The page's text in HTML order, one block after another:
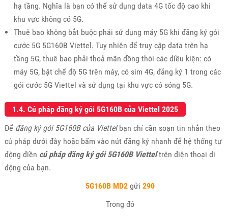
hạ tầng. Nghĩa là bạn có thể sử dụng data 4G tốc độ cao khi
khu vực không có 5G.
Thuê bao không bắt buộc phải sử dụng máy 5G khi đăng ký gói
cước 5G 5G160B Viettel. Tuy nhiên để truy cập data trên hạ
tầng 5G, thuê bao phải thoả mãn đồng thời các điều kiện: có
máy 5G, bật chế độ 5G trên máy, có sim 4G, đăng ký 1 trong các
gói cước 5G Viettel và sử dụng tại khu vực có sóng 5G.
1.4. Cú pháp đăng ký gói 5G160B của Viettel 2025
Để đăng ký gói 5G160B của Viettelbạn chỉ cần soạn tin nhắn theo
cú pháp dưới đây hoặc bấm vào nút đăng ký nhanh để hệ thống tự
động điền cú pháp đăng ký gói 5G160B Vietteltrên điện thoại di
động của bạn.
5G160B MD2gửi 290
Trong đó